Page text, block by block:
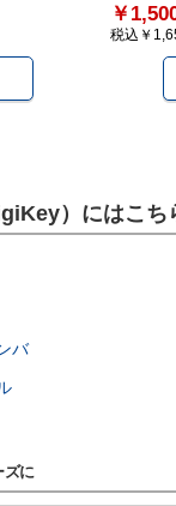
￥
税込￥
）にはこち
バ
ズに